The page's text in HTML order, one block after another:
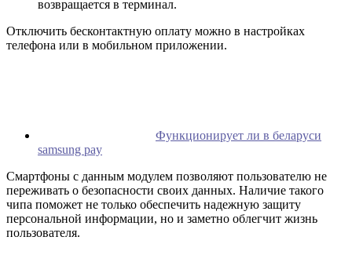
возвращается в терминал.
Отключить бесконтактную оплату можно в настройках
телефона или в мобильном приложении.
Функционирует ли в беларуси
samsung pay
Смартфоны с данным модулем позволяют пользователю не
переживать о безопасности своих данных. Наличие такого
чипа поможет не только обеспечить надежную защиту
персональной информации, но и заметно облегчит жизнь
пользователя.